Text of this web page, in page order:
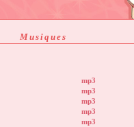
Musiques
mp3
mp3
mp3
mp3
mp3